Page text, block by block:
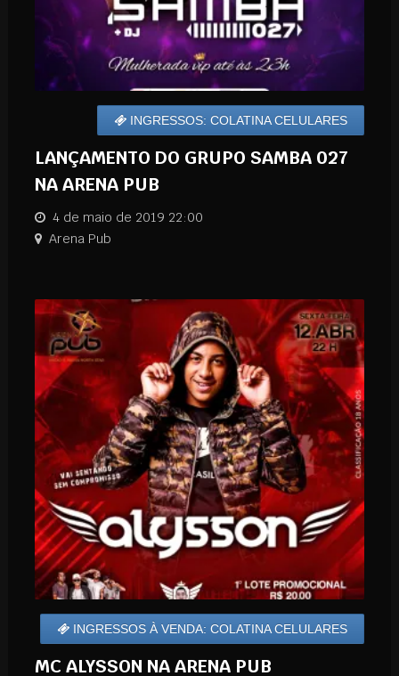
INGRESSOS: COLATINA CELULARES
LANÇAMENTO DO GRUPO SAMBA 027
NA ARENA PUB
4 de maio de 2019 22:00
Arena Pub
INGRESSOS À VENDA: COLATINA CELULARES
MC ALYSSON NA ARENA PUB